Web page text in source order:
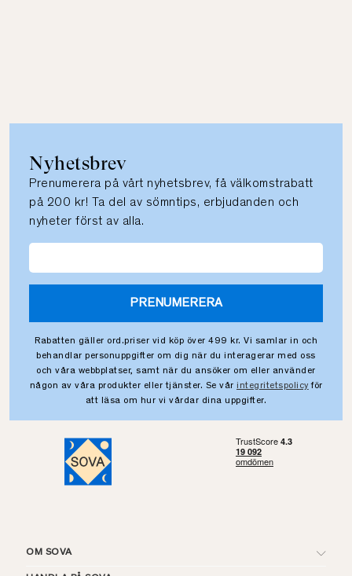
Nyhetsbrev
Prenumerera på vårt nyhetsbrev, få välkomstrabatt
på 200 kr! Ta del av sömntips, erbjudanden och
nyheter först av alla.
PRENUMERERA
Rabatten gäller ord.priser vid köp över 499 kr. Vi samlar in och
behandlar personuppgifter om dig när du interagerar med oss
och våra webbplatser, samt när du ansöker om eller använder
någon av våra produkter eller tjänster. Se vår integritetspolicy för
att läsa om hur vi vårdar dina uppgifter.
OM SOVA